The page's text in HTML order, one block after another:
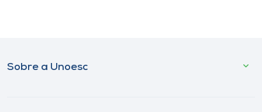
Sobre a Unoesc